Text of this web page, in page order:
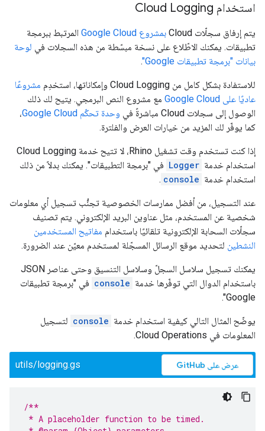
استخدام Cloud Logging
يتم إرفاق سجلّات Cloud بمشروع Google Cloud
المرتبط ببرمجة
تطبيقات. يمكنك الاطّلاع على نسخة مبسّطة من هذه السجلات في لوحة
بيانات "برمجة تطبيقات Google"
.
للاستفادة بشكل كامل من Cloud Logging وإمكاناتها، استخدِم
مشروعًا
عاديًا على Google Cloud
مع مشروع النص البرمجي. يتيح لك ذلك
الوصول إلى سجلات Cloud مباشرةً في
وحدة تحكّم Google Cloud
،
كما يوفّر لك المزيد من خيارات العرض والفلترة.
إذا كنت تستخدم وقت تشغيل Rhino، لا تتيح خدمة Cloud Logging
استخدام خدمة Logger في "برمجة التطبيقات". يمكنك بدلاً من ذلك
استخدام خدمة console
.
عند التسجيل، من أفضل ممارسات الخصوصية تجنُّب تسجيل أي معلومات
شخصية عن المستخدم، مثل عناوين البريد الإلكتروني. يتم تصنيف
سجلّات السحابة الإلكترونية تلقائيًا باستخدام مفاتيح المستخدمين
النشطين لتحديد موقع الرسائل المسجّلة لمستخدم معيّن عند الضرورة.
يمكنك تسجيل سلاسل السجلّ وسلاسل التنسيق وحتى عناصر JSON
باستخدام الدوال التي توفّرها خدمة console في "برمجة تطبيقات
Google".
يوضّح المثال التالي كيفية استخدام خدمة console لتسجيل
المعلومات في Cloud Operations.
utils/logging.gs عرض على GitHub
/**
* A placeholder function to be timed.